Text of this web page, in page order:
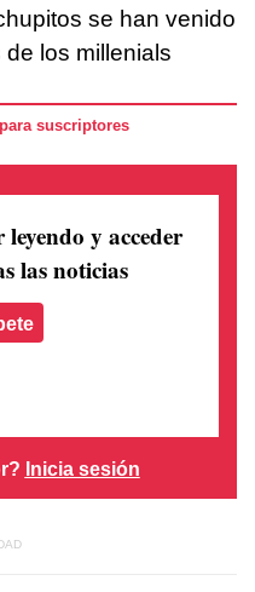
se han venido
los millenials
suscriptores
leyendo y acceder
las noticias
Inicia sesión